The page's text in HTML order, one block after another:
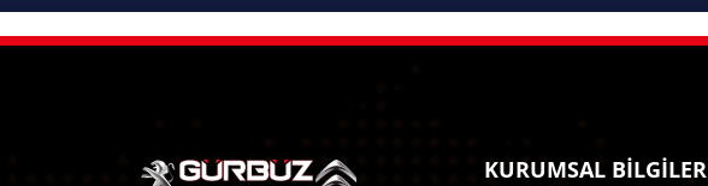
KURUMSAL BİLGİLER